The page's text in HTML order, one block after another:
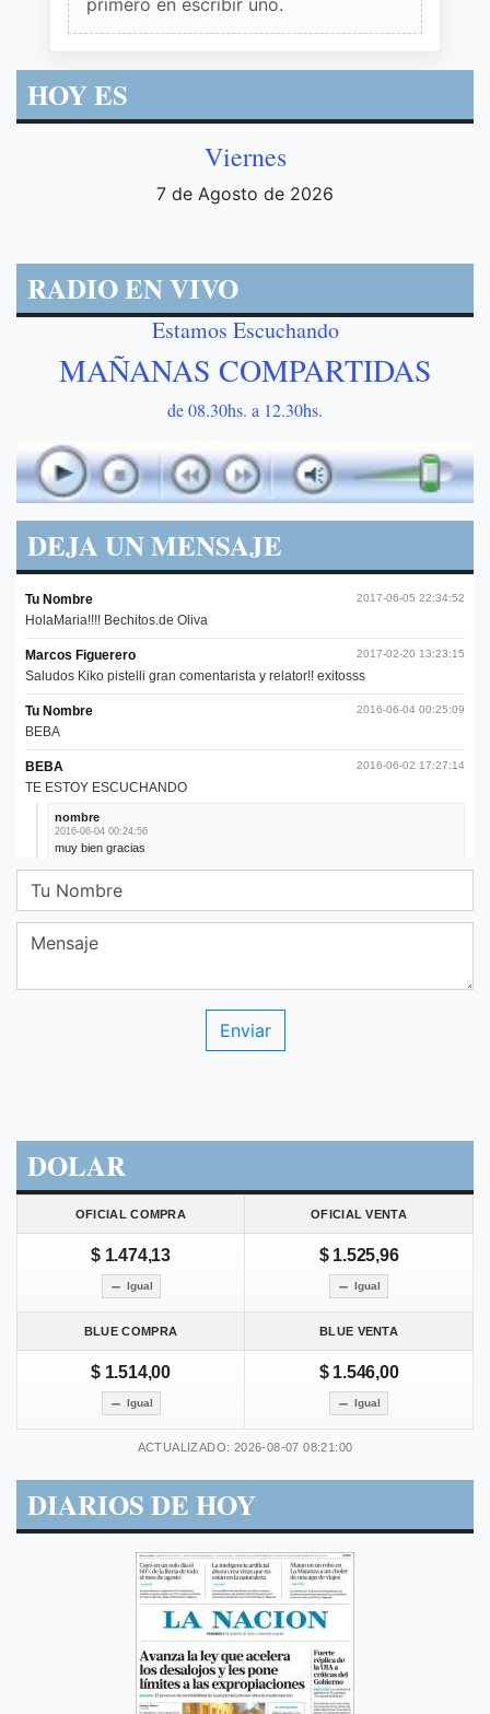
primero en escribir uno.
HOY ES
Viernes
7 de Agosto de 2026
RADIO EN VIVO
Estamos Escuchando
MAÑANAS COMPARTIDAS
de 08.30hs. a 12.30hs.
DEJA UN MENSAJE
DOLAR
OFICIAL COMPRA OFICIAL VENTA
$ 1.474,13
Igual
$ 1.525,96
Igual
BLUE COMPRA BLUE VENTA
$ 1.514,00
Igual
$ 1.546,00
Igual
ACTUALIZADO: 2026-08-07 08:21:00
DIARIOS DE HOY